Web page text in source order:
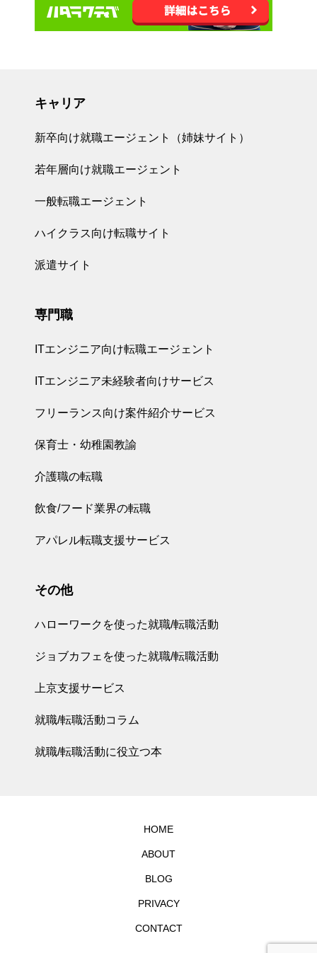
キャリア
新卒向け就職エージェント（姉妹サイト）
若年層向け就職エージェント
一般転職エージェント
ハイクラス向け転職サイト
派遣サイト
専門職
ITエンジニア向け転職エージェント
ITエンジニア未経験者向けサービス
フリーランス向け案件紹介サービス
保育士・幼稚園教諭
介護職の転職
飲食/フード業界の転職
アパレル転職支援サービス
その他
ハローワークを使った就職/転職活動
ジョブカフェを使った就職/転職活動
上京支援サービス
就職/転職活動コラム
就職/転職活動に役立つ本
HOME
ABOUT
BLOG
PRIVACY
CONTACT